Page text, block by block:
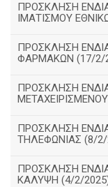
ΠΡΟΣΚΛΗΣΗ
ΙΜΑΤΙΣΜΟΥ
ΠΡΟΣΚΛΗΣΗ
ΦΑΡΜΑΚΩΝ (17/2/
ΠΡΟΣΚΛΗΣΗ
ΠΡΟΣΚΛΗΣΗ
ΤΗΛΕΦΩΝΙΑΣ (8/2/
ΠΡΟΣΚΛΗΣΗ
ΚΑΛΥΨΗ (4/2/